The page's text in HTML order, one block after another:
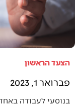
הצעד הראשון
פברואר 1, 2023
בנוסעי לעבודה